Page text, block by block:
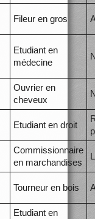
Fileur en gros
Etudiant en
médecine
Ouvrier en
cheveux
Etudiant en droit
Commissionnaire
en marchandises
Tourneur en bois
Etudiant en